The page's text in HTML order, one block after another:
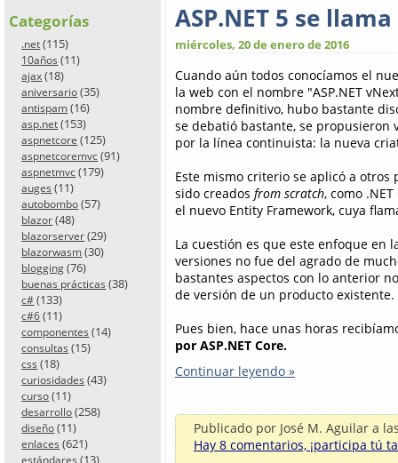
Categorías
.net (115)
10años (11)
ajax (18)
aniversario (35)
antispam (16)
asp.net (153)
aspnetcore (125)
aspnetcoremvc (91)
aspnetmvc (179)
auges (11)
autobombo (57)
blazor (48)
blazorserver (29)
blazorwasm (30)
blogging (76)
buenas prácticas (38)
c# (133)
c#6 (11)
componentes (14)
consultas (15)
css (18)
curiosidades (43)
curso (11)
desarrollo (258)
diseño (11)
enlaces (621)
estándares (13)
ASP.NET 5 se
miércoles, 20 de enero de 2016
Cuando aún todos conocíamos el
la web con el nombre "ASP.NET
nombre definitivo, hubo bastante
se debatió bastante, se propusieron
por la línea continuista: la nueva
Este mismo criterio se aplicó a
sido creados from scratch, como
el nuevo Entity Framework, cuya
La cuestión es que este enfoque en
versiones no fue del agrado de
bastantes aspectos con lo anterior
de versión de un producto
Pues bien, hace unas horas
por ASP.NET Core.
Continuar leyendo »
Publicado por José M. Aguilar a
Hay 8 comentarios, ¡participa tú